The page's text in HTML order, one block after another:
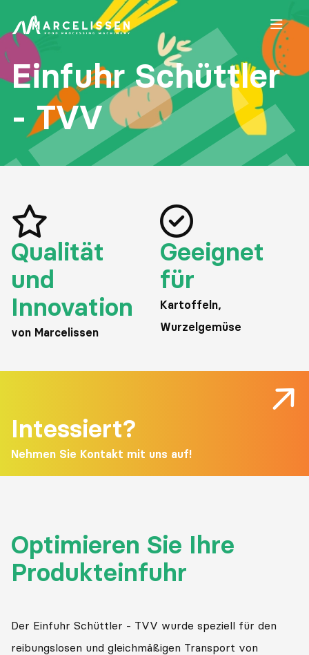
Einfuhr Schüttler
- TVV
Qualität
und
Innovation
von Marcelissen
Geeignet
für
Kartoffeln,
Wurzelgemüse
Intessiert?
Nehmen Sie Kontakt mit uns auf!
Optimieren Sie Ihre
Produkteinfuhr
Der Einfuhr Schüttler - TVV wurde speziell für den
reibungslosen und gleichmäßigen Transport von